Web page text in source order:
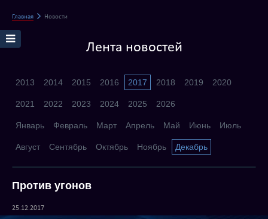
Главная Новости
Лента новостей
2013 2014 2015 2016 2017 2018 2019 2020
2021 2022 2023 2024 2025 2026
Январь Февраль Март Апрель Май Июнь Июль
Август Сентябрь Октябрь Ноябрь Декабрь
Против угонов
25.12.2017